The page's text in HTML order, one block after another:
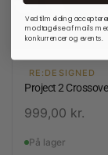
RE:DESIGNED
Project 2
999,00 kr.
På lager
Ved tilmelding
modtagelse af mails
konkurrencer og events.